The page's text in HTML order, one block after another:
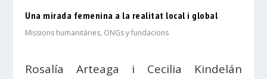
Una mirada femenina a la realitat local i global
Missions humanitàries, ONGs y fundacions
Rosalía Arteaga i Cecilia Kindelán